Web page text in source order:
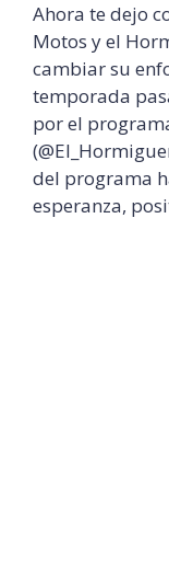
Ahora te dejo
Motos y el
cambiar su
temporada
por el
del programa
esperanza,